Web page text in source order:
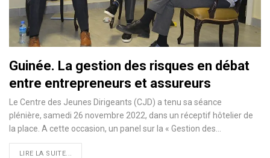
Guinée. La gestion des risques en débat
entre entrepreneurs et assureurs
Le Centre des Jeunes Dirigeants (CJD) a tenu sa séance
plénière, samedi 26 novembre 2022, dans un réceptif hôtelier de
la place. A cette occasion, un panel sur la « Gestion des…
LIRE LA SUITE...